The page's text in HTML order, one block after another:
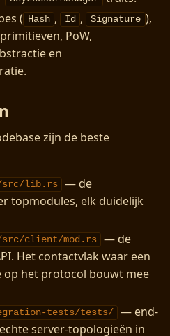
( Hash , Id , Signature ),
PoW,
en
zijn de beste
src/lib.rs
— de
topmodules, elk duidelijk
client/mod.rs
— de
Het contactvlak waar een
op het protocol bouwt mee
tests/tests/
— end-
server-topologieën in